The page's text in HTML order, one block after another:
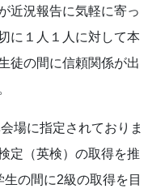
近況報告に気軽に寄っ
に１人１人に対して本
徒の間に信頼関係が出
場に指定されておりま
定（英検）の取得を推
の間に2級の取得を目